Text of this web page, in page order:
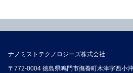
ナノミストテクノロジーズ株式会社
〒772-0004 徳島県鳴門市撫養町木津字西小